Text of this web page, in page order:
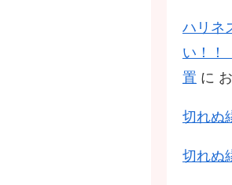
ハリネ
い！！
置 に
切れぬ
切れぬ